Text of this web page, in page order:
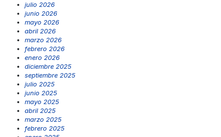
julio 2026
junio 2026
mayo 2026
abril 2026
marzo 2026
febrero 2026
enero 2026
diciembre 2025
septiembre 2025
julio 2025
junio 2025
mayo 2025
abril 2025
marzo 2025
febrero 2025